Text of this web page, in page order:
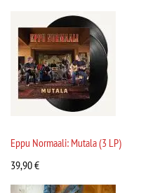
Eppu Normaali: Mutala (3 LP)
39,90€